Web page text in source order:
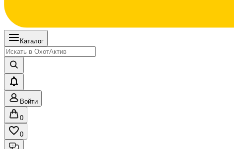
Каталог
Войти
0
0